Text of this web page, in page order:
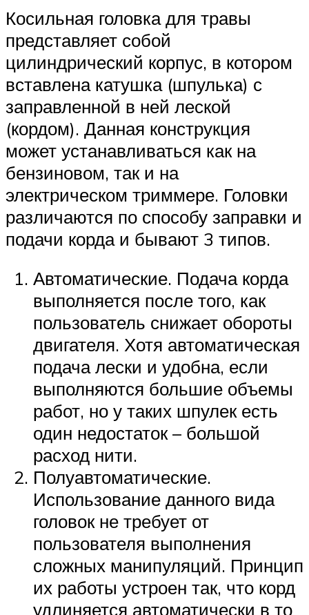
Косильная головка для травы
представляет собой
цилиндрический корпус, в котором
вставлена катушка (шпулька) с
заправленной в ней леской
(кордом). Данная конструкция
может устанавливаться как на
бензиновом, так и на
электрическом триммере. Головки
различаются по способу заправки и
подачи корда и бывают 3 типов.
Автоматические. Подача корда
выполняется после того, как
пользователь снижает обороты
двигателя. Хотя автоматическая
подача лески и удобна, если
выполняются большие объемы
работ, но у таких шпулек есть
один недостаток – большой
расход нити.
Полуавтоматические.
Использование данного вида
головок не требует от
пользователя выполнения
сложных манипуляций. Принцип
их работы устроен так, что корд
удлиняется автоматически в то